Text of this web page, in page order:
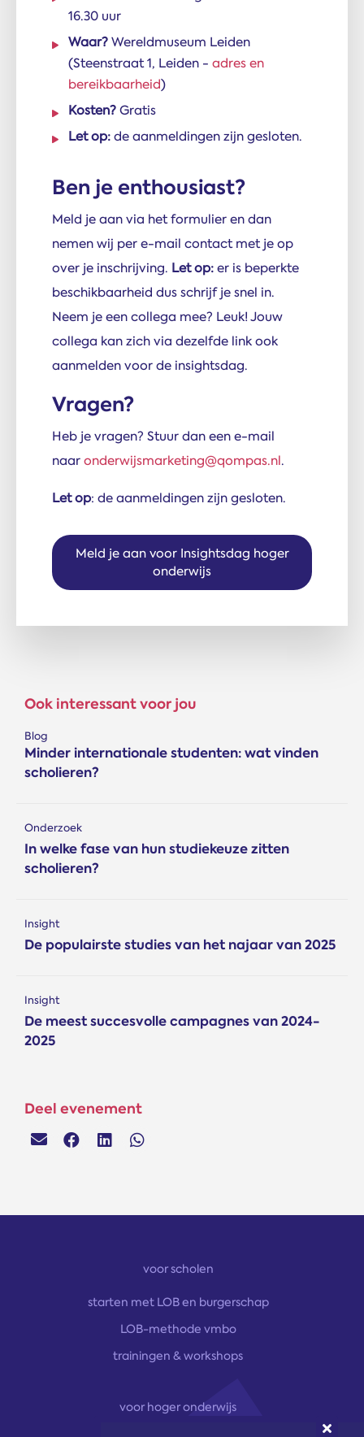
16.30 uur
Waar?Wereldmuseum Leiden
(Steenstraat 1, Leiden - adres en
bereikbaarheid)
Kosten?Gratis
Let op:de aanmeldingen zijn gesloten.
Ben je enthousiast?
Meld je aan via het formulier en dan
nemen wij per e-mail contact met je op
over je inschrijving. Let op:er is beperkte
beschikbaarheid dus schrijf je snel in.
Neem je een collega mee? Leuk! Jouw
collega kan zich via dezelfde link ook
aanmelden voor de insightsdag.
Vragen?
Heb je vragen? Stuur dan een e-mail
naaronderwijsmarketing@qompas.nl.
Let op: de aanmeldingen zijn gesloten.
Meld je aan voor Insightsdag hoger
onderwijs
Ook interessant voor jou
Blog
Minder internationale studenten: wat vinden
scholieren?
Onderzoek
In welke fase van hun studiekeuze zitten
scholieren?
Insight
De populairste studies van het najaar van 2025
Insight
De meest succesvolle campagnes van 2024-
2025
Deel evenement
voor scholen
starten met LOB en burgerschap
LOB-methode vmbo
trainingen & workshops
voor hoger onderwijs